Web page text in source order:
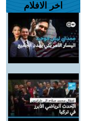
اخر الافلام